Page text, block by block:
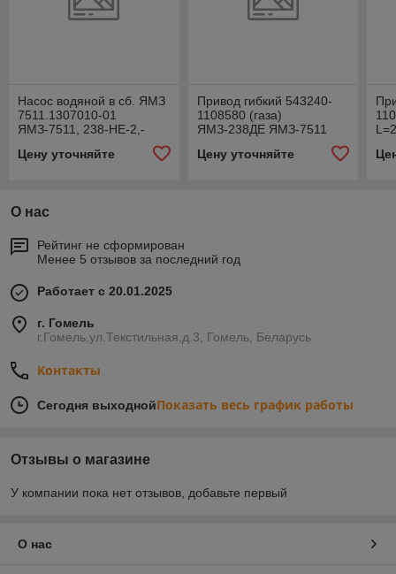
Насос водяной в сб. ЯМЗ
7511.1307010-01
ЯМЗ-7511, 238-НЕ-2,-
шкив *СПЕЦМАШ*
Цену уточняйте
Привод гибкий 543240-
1108580 (газа)
ЯМЗ-238ДЕ ЯМЗ-7511
Цену уточняйте
О нас
Рейтинг не сформирован
Менее 5 отзывов за последний год
Работает с 20.01.2025
г. Гомель
г.Гомель,ул.Текстильная,д.3, Гомель, Беларусь
Контакты
Сегодня выходнойПоказать весь график работы
Отзывы о магазине
У компании пока нет отзывов, добавьте первый
О нас